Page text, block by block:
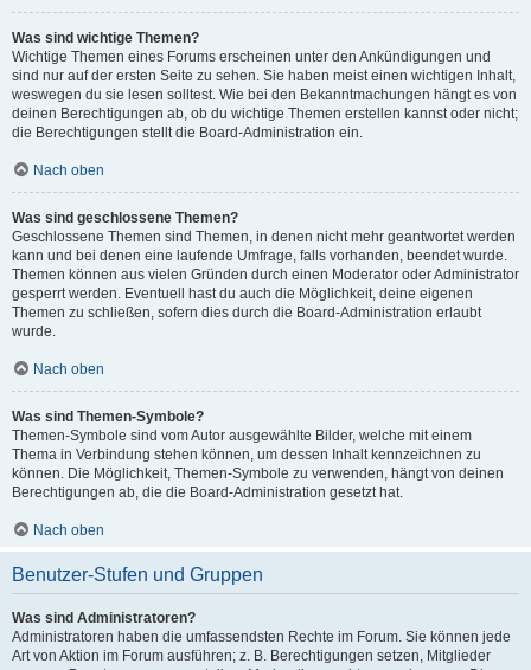
Was sind wichtige Themen?
Wichtige Themen eines Forums erscheinen unter den Ankündigungen und
sind nur auf der ersten Seite zu sehen. Sie haben meist einen wichtigen Inhalt,
weswegen du sie lesen solltest. Wie bei den Bekanntmachungen hängt es von
deinen Berechtigungen ab, ob du wichtige Themen erstellen kannst oder nicht;
die Berechtigungen stellt die Board-Administration ein.
Nach oben
Was sind geschlossene Themen?
Geschlossene Themen sind Themen, in denen nicht mehr geantwortet werden
kann und bei denen eine laufende Umfrage, falls vorhanden, beendet wurde.
Themen können aus vielen Gründen durch einen Moderator oder Administrator
gesperrt werden. Eventuell hast du auch die Möglichkeit, deine eigenen
Themen zu schließen, sofern dies durch die Board-Administration erlaubt
wurde.
Nach oben
Was sind Themen-Symbole?
Themen-Symbole sind vom Autor ausgewählte Bilder, welche mit einem
Thema in Verbindung stehen können, um dessen Inhalt kennzeichnen zu
können. Die Möglichkeit, Themen-Symbole zu verwenden, hängt von deinen
Berechtigungen ab, die die Board-Administration gesetzt hat.
Nach oben
Benutzer-Stufen und Gruppen
Was sind Administratoren?
Administratoren haben die umfassendsten Rechte im Forum. Sie können jede
Art von Aktion im Forum ausführen; z. B. Berechtigungen setzen, Mitglieder